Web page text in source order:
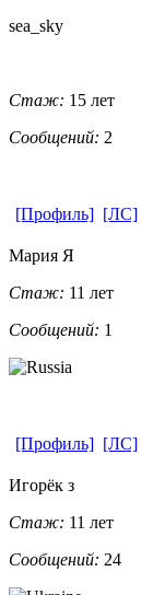
sea_sky
Стаж: 15 лет
Сообщений: 2
[Профиль] [ЛС]
Мария Я
Стаж: 11 лет
Сообщений: 1
[Профиль] [ЛС]
Игорёк з
Стаж: 11 лет
Сообщений: 24